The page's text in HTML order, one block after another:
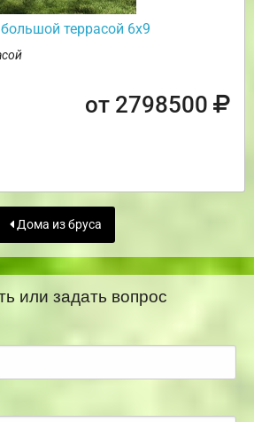
террасой 6х9
от 2798500
Дома из бруса
или задать вопрос